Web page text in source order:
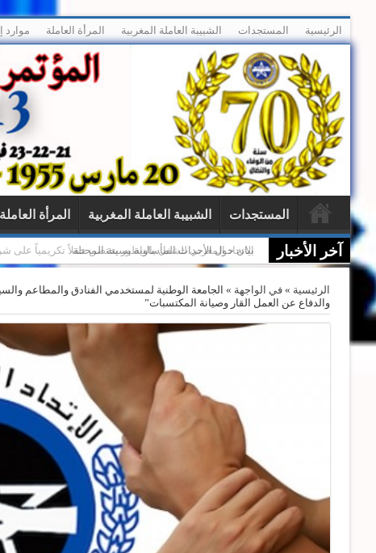
الرئيسية المستجدات الشبيبة العاملة المغربية المرأة العاملة موارد
المستجدات الشبيبة العاملة المغربية المرأة العاملة
آخر الأخبار الاتحاد المغربي للشغل بالناظور يحتضن حفلاً تكريمياً على
الرئيسية » في الواجهة » الجامعة الوطنية لمستخدمي الفنادق والمطاعم
والدفاع عن العمل القار وصيانة المكتسبات”